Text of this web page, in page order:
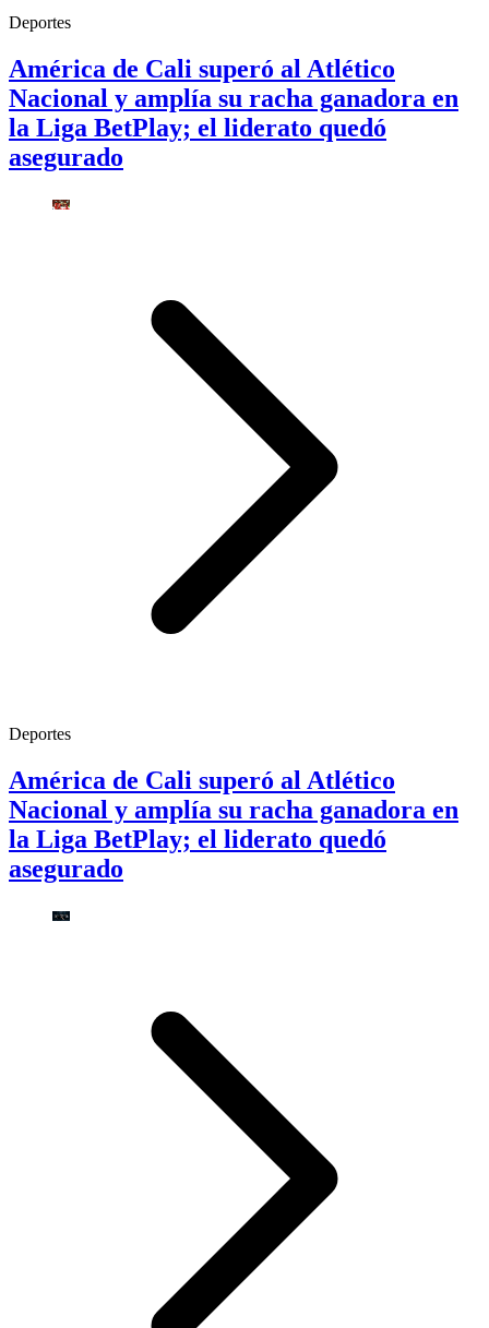
Deportes
América de Cali superó al Atlético
Nacional y amplía su racha ganadora en
la Liga BetPlay; el liderato quedó
asegurado
Deportes
América de Cali superó al Atlético
Nacional y amplía su racha ganadora en
la Liga BetPlay; el liderato quedó
asegurado